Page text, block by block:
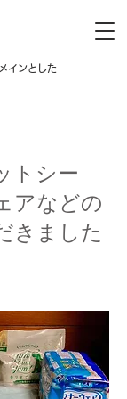
インとした
トシー
アなどの
きました